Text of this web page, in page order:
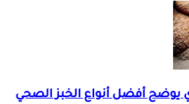
أفضل أنواع الخبز الصحي